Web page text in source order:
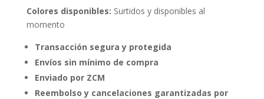
Colores disponibles: Surtidos y disponibles al
momento
Transacción segura y protegida
Envíos sin mínimo de compra
Enviado por ZCM
Reembolso y cancelaciones garantizadas por